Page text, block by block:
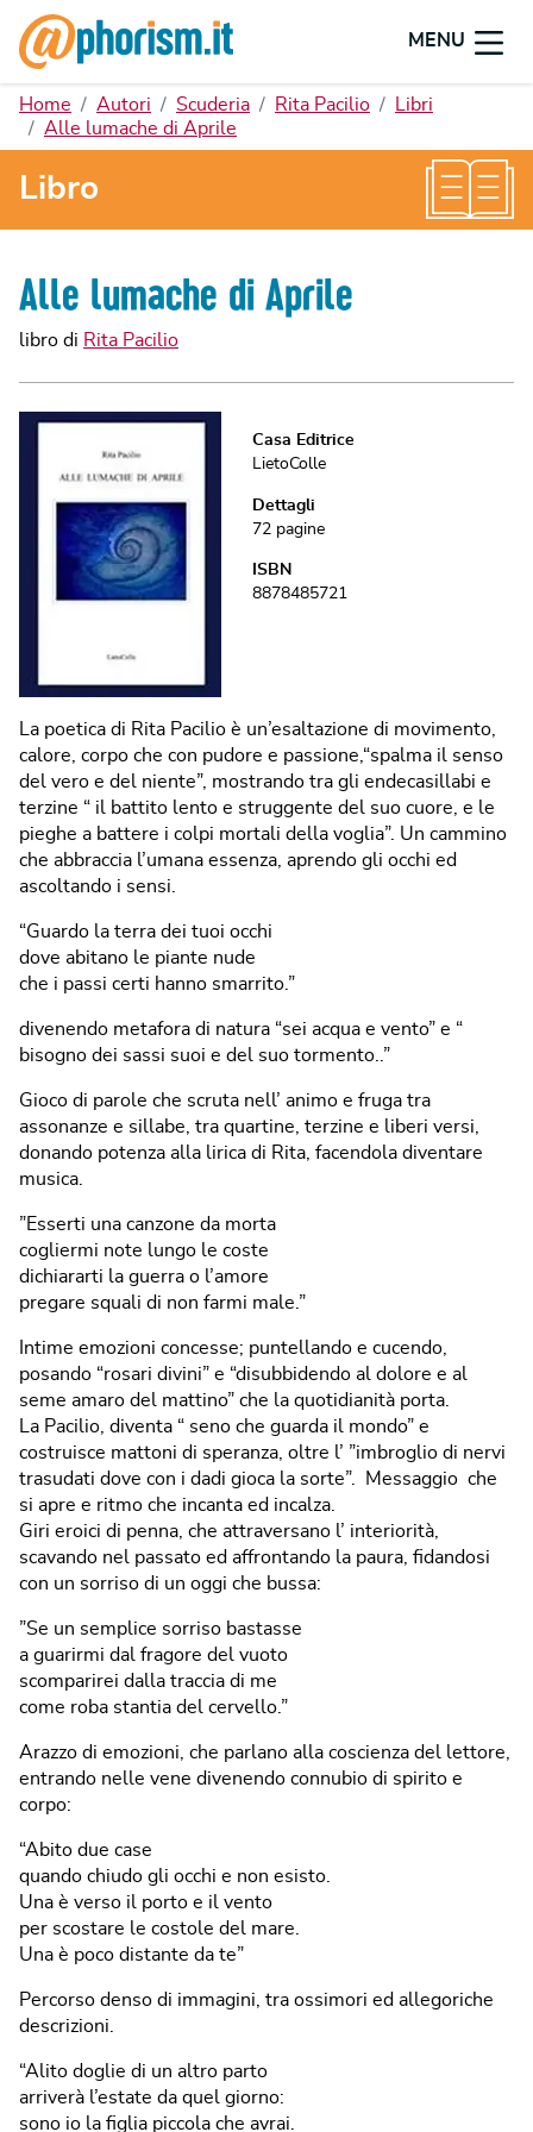
MENU
Home Autori Scuderia Rita Pacilio
Libri
Alle lumache di Aprile
Libro
Alle lumache di Aprile
libro di Rita Pacilio
La poetica di Rita Pacilio è un’esaltazione di movimento,
calore, corpo che con pudore e passione,“spalma il senso
del vero e del niente”, mostrando tra gli endecasillabi e
terzine “ il battito lento e struggente del suo cuore, e le
pieghe a battere i colpi mortali della voglia”. Un cammino
che abbraccia l’umana essenza, aprendo gli occhi ed
ascoltando i sensi.
“Guardo la terra dei tuoi occhi
dove abitano le piante nude
che i passi certi hanno smarrito.”
divenendo metafora di natura “sei acqua e vento” e “
bisogno dei sassi suoi e del suo tormento..”
Gioco di parole che scruta nell’ animo e fruga tra
assonanze e sillabe, tra quartine, terzine e liberi versi,
donando potenza alla lirica di Rita, facendola diventare
musica.
”Esserti una canzone da morta
cogliermi note lungo le coste
dichiararti la guerra o l’amore
pregare squali di non farmi male.”
Intime emozioni concesse; puntellando e cucendo,
posando “rosari divini” e “disubbidendo al dolore e al
seme amaro del mattino” che la quotidianità porta.
La Pacilio, diventa “ seno che guarda il mondo” e
costruisce mattoni di speranza, oltre l’ ”imbroglio di nervi
trasudati dove con i dadi gioca la sorte”. Messaggio che
si apre e ritmo che incanta ed incalza.
Giri eroici di penna, che attraversano l’ interiorità,
scavando nel passato ed affrontando la paura, fidandosi
con un sorriso di un oggi che bussa:
”Se un semplice sorriso bastasse
a guarirmi dal fragore del vuoto
scomparirei dalla traccia di me
come roba stantia del cervello.”
Arazzo di emozioni, che parlano alla coscienza del lettore,
entrando nelle vene divenendo connubio di spirito e
corpo:
“Abito due case
quando chiudo gli occhi e non esisto.
Una è verso il porto e il vento
per scostare le costole del mare.
Una è poco distante da te”
Percorso denso di immagini, tra ossimori ed allegoriche
descrizioni.
“Alito doglie di un altro parto
arriverà l’estate da quel giorno:
sono io la figlia piccola che avrai.
Casa Editrice
LietoColle
Dettagli
72 pagine
ISBN
8878485721